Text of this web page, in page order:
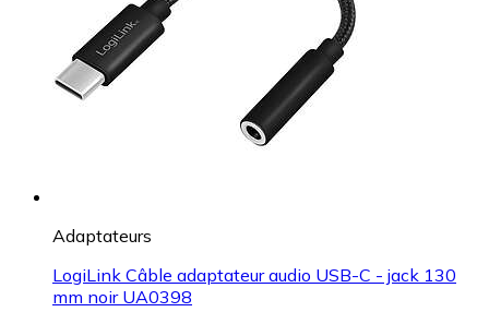
Adaptateurs
LogiLink Câble adaptateur audio USB-C - jack 130
mm noir UA0398